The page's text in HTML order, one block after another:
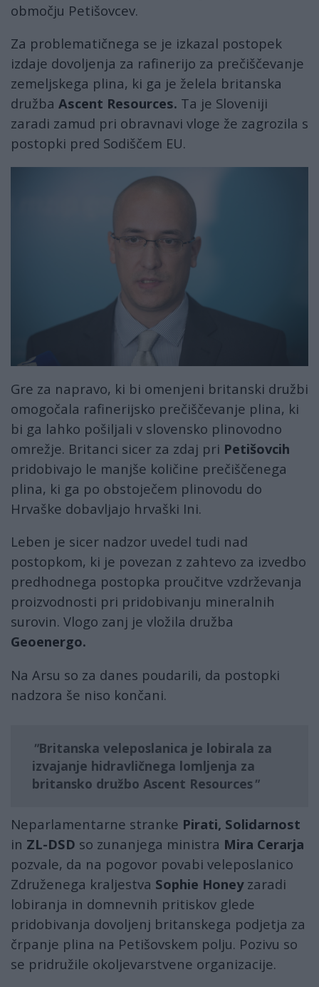
območju Petišovcev.
Za problematičnega se je izkazal postopek
izdaje dovoljenja za rafinerijo za prečiščevanje
zemeljskega plina, ki ga je želela britanska
družba Ascent Resources. Ta je Sloveniji
zaradi zamud pri obravnavi vloge že zagrozila s
postopki pred Sodiščem EU.
Gre za napravo, ki bi omenjeni britanski družbi
omogočala rafinerijsko prečiščevanje plina, ki
bi ga lahko pošiljali v slovensko plinovodno
omrežje. Britanci sicer za zdaj pri Petišovcih
pridobivajo le manjše količine prečiščenega
plina, ki ga po obstoječem plinovodu do
Hrvaške dobavljajo hrvaški Ini.
Leben je sicer nadzor uvedel tudi nad
postopkom, ki je povezan z zahtevo za izvedbo
predhodnega postopka proučitve vzdrževanja
proizvodnosti pri pridobivanju mineralnih
surovin. Vlogo zanj je vložila družba
Geoenergo.
Na Arsu so za danes poudarili, da postopki
nadzora še niso končani.
Britanska veleposlanica je lobirala za
izvajanje hidravličnega lomljenja za
britansko družbo Ascent Resources
Neparlamentarne stranke Pirati, Solidarnost
in ZL-DSD so zunanjega ministra Mira Cerarja
pozvale, da na pogovor povabi veleposlanico
Združenega kraljestva Sophie Honeyzaradi
lobiranja in domnevnih pritiskov glede
pridobivanja dovoljenj britanskega podjetja za
črpanje plina na Petišovskem polju. Pozivu so
se pridružile okoljevarstvene organizacije.